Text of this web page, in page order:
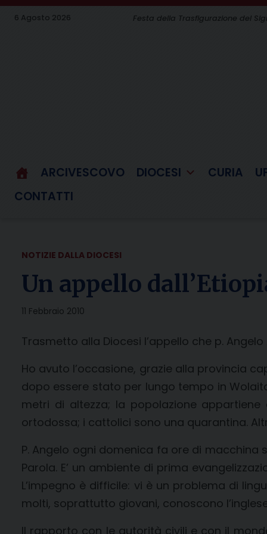
Skip
6 Agosto 2026 Festa della Trasfigurazione del
ARCIVESCOVO DIOCESI CURIA
CONTATTI
NOTIZIE DALLA DIOCESI
Un appello
11 Febbraio 2010
Trasmetto alla Diocesi l’appello che p.
Ho avuto l’occasione, grazie alla provincia
dopo essere stato per lungo tempo in
metri di altezza; la popolazione
ortodossa; i cattolici sono una quarantina.
P. Angelo ogni domenica fa ore di macchina
Parola. E’ un ambiente di prima
L’impegno è difficile: vi è un problema di
molti, soprattutto giovani, conoscono
Il rapporto con le autorità civili e con il